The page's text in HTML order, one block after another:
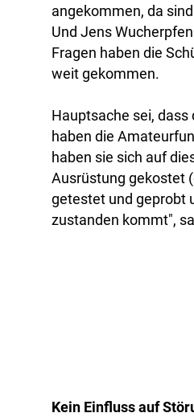
angekommen, da
Und Jens
Fragen haben die
weit gekommen.
Hauptsache sei,
haben die
haben sie sich auf
Ausrüstung gekostet
getestet und geprobt
zustanden kommt",
Kein Einfluss auf